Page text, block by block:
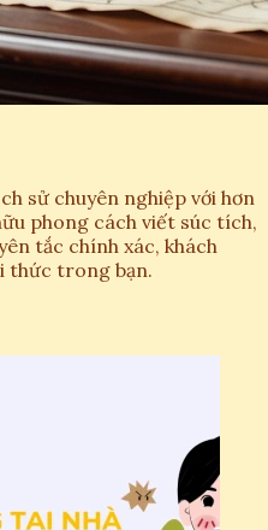
sử chuyên nghiệp với hơn
phong cách viết súc tích,
tắc chính xác, khách
thức trong bạn.